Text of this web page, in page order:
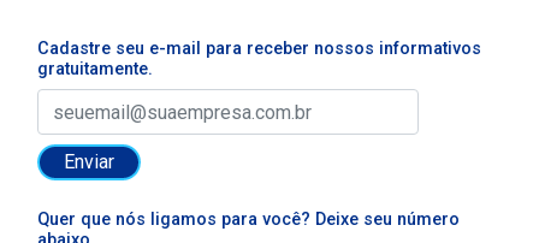
Cadastre seu e-mail para receber nossos informativos
gratuitamente.
Enviar
Quer que nós ligamos para você? Deixe seu número